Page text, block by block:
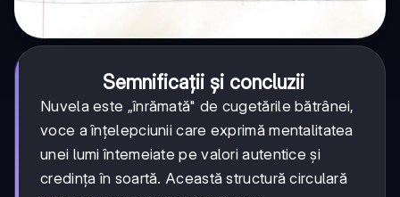
Semnificații și concluzii
Nuvela este „înrămată" de cugetările bătrânei,
voce a înțelepciunii care exprimă mentalitatea
unei lumi întemeiate pe valori autentice și
credința în soartă. Această structură circulară